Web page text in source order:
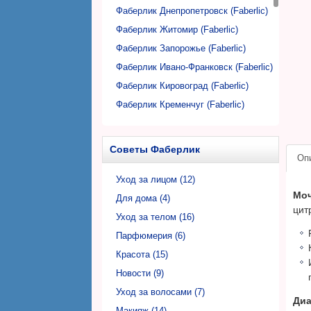
Фаберлик Днепропетровск (Faberlic)
Фаберлик Житомир (Faberlic)
Фаберлик Запорожье (Faberlic)
Фаберлик Ивано-Франковск (Faberlic)
Фаберлик Кировоград (Faberlic)
Фаберлик Кременчуг (Faberlic)
Фаберлик Николаев (Faberlic)
Фаберлик Никополь (Faberlic)
Фаберлик Одесса (Faberlic)
Фаберлик Полтава (Faberlic)
Фаберлик Ровно (Faberlic)
Фаберлик Сумы (Faberlic)
Фаберлик Тернополь (Faberlic)
Советы Фаберлик
Уход за лицом (12)
Для дома (4)
Уход за телом (16)
Парфюмерия (6)
Красота (15)
Новости (9)
Уход за волосами (7)